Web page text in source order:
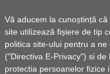
Vă aducem la cunoștință
site utilizează fișiere de tip
politica site-ului pentru a
("Directiva E-Privacy") si
protectia persoanelor fizice